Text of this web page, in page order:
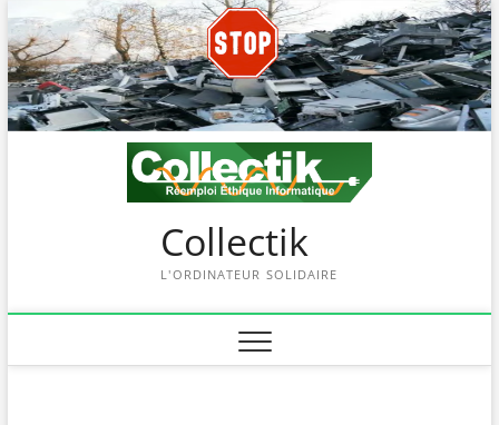
to
content
Collectik
L'ORDINATEUR SOLIDAIRE